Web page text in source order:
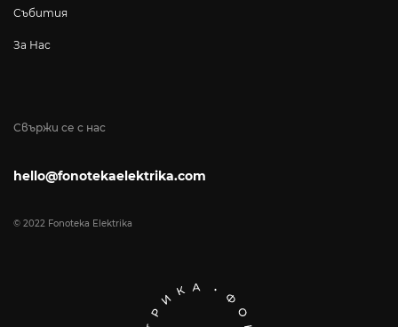
Свържи се с нас
hello@fonotekaelektrika.com
© 2022 Fonoteka Elektrika
Събития
За Нас